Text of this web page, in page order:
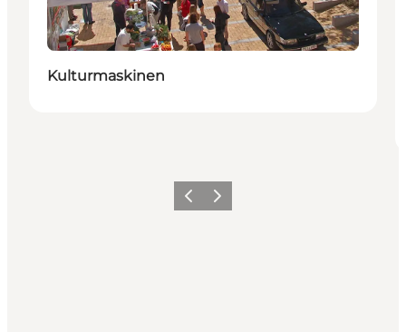
Kulturmaskinen
ForrigeNeste